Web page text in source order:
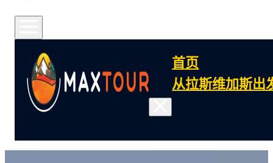
首页
从拉斯维加斯出